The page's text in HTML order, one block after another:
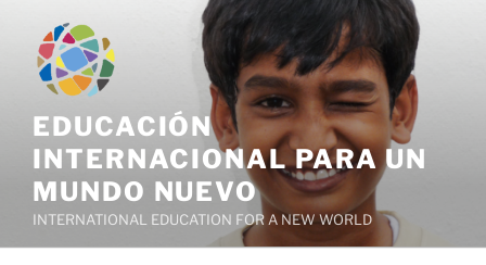
contenido
EDUCACIÓN
INTERNACIONAL PARA UN
MUNDO NUEVO
INTERNATIONAL EDUCATION FOR A NEW WORLD